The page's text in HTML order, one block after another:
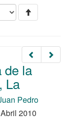
de la
La
Pedro
Abril 2010